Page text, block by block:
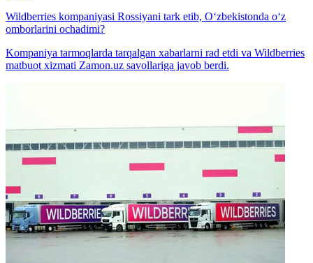
Wildberries kompaniyasi Rossiyani tark etib, O‘zbekistonda o‘z
omborlarini ochadimi?
Kompaniya tarmoqlarda tarqalgan xabarlarni rad etdi va Wildberries
matbuot xizmati Zamon.uz savollariga javob berdi.